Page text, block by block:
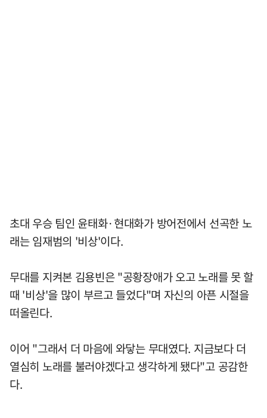
초대 우승 팀인 윤태화·현대화가 방어전에서 선곡한 노
래는 임재범의 '비상'이다.
무대를 지켜본 김용빈은 "공황장애가 오고 노래를 못 할
때 '비상'을 많이 부르고 들었다"며 자신의 아픈 시절을
떠올린다.
이어 "그래서 더 마음에 와닿는 무대였다. 지금보다 더
열심히 노래를 불러야겠다고 생각하게 됐다"고 공감한
다.